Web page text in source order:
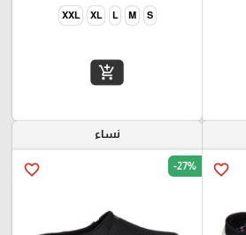
S
M
L
XL
XXL
add_shopping_cart
favorite_border
نساء
favorite_border -27%